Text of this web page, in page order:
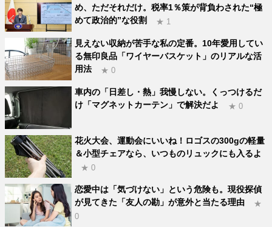
め、ただそれだけ。税率1％策が背負わされた“極
めて政治的”な役割
★ 1
見えない収納が苦手な私の定番。10年愛用してい
る無印良品「ワイヤーバスケット」のリアルな活
用法
★ 0
車内の「日差し・熱」我慢しない。くっつけるだ
け「マグネットカーテン」で解決だよ
★ 0
花火大会、運動会にいいね！ロゴスの300gの軽量
＆小型チェアなら、いつものリュックにも入るよ
★ 0
恋愛中は「気づけない」という危険も。現役探偵
が見てきた「友人の勘」が意外と当たる理由
★
0